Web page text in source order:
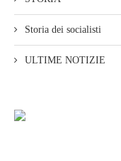
Storia dei socialisti
ULTIME NOTIZIE